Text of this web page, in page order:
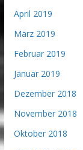
April 2019
März 2019
Februar 2019
Januar 2019
Dezember 2018
November 2018
Oktober 2018